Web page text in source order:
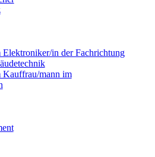
in der Fachrichtung
mann im